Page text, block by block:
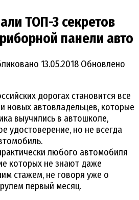
ТОП-3 секретов
панели авто
13.05.2018 Обновлено
дорогах становится все
новых автовладельцев, которые
выучились в автошколе,
удостоверение, но не всегда
любого автомобиля
которых не знают даже
стажем, не говоря уже о
первый месяц.